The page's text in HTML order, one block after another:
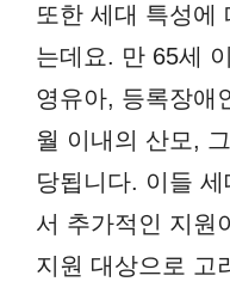
또한 세대 특성에
는데요. 만 65세
영유아, 등록장애
월 이내의 산모,
당됩니다. 이들
서 추가적인 지원
지원 대상으로 고